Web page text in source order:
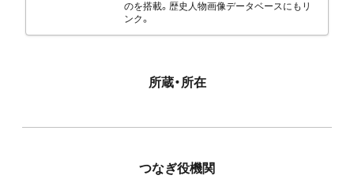
のを搭載。歴史人物画像データベースにもリ
ンク。
所蔵・所在
つなぎ役機関